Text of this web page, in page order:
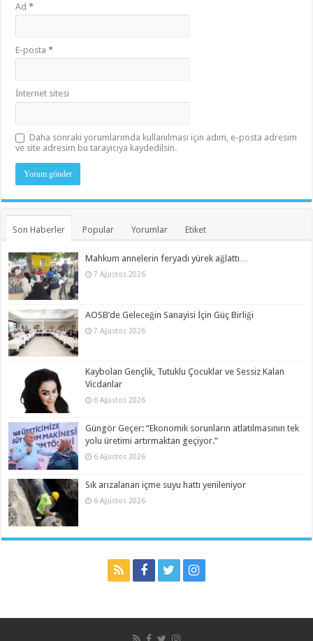
Ad*
E-posta*
İnternet sitesi
Daha sonraki yorumlarımda kullanılması için adım, e-posta adresim
ve site adresim bu tarayıcıya kaydedilsin.
Son Haberler Popular Yorumlar Etiket
Mahkum annelerin feryadı yürek ağlattı…
7 Ağustos 2026
AOSB’de Geleceğin Sanayisi İçin Güç Birliği
7 Ağustos 2026
Kaybolan Gençlik, Tutuklu Çocuklar ve Sessiz Kalan
Vicdanlar
6 Ağustos 2026
Güngör Geçer: “Ekonomik sorunların atlatılmasının tek
yolu üretimi artırmaktan geçiyor.”
6 Ağustos 2026
Sık arızalanan içme suyu hattı yenileniyor
6 Ağustos 2026